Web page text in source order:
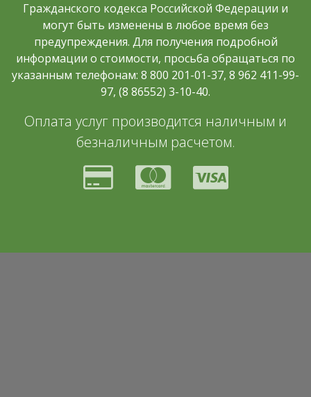
Гражданского кодекса Российской Федерации и
могут быть изменены в любое время без
предупреждения. Для получения подробной
информации о стоимости, просьба обращаться по
указанным телефонам: 8 800 201-01-37, 8 962 411-99-
97, (8 86552) 3-10-40.
Оплата услуг производится наличным и
безналичным расчетом.